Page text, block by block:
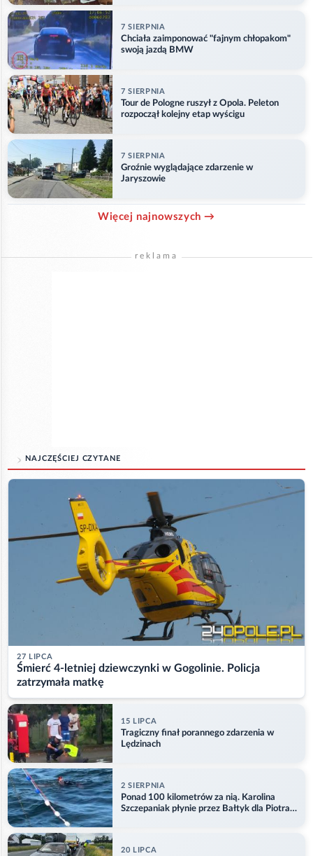
7 SIERPNIA
Chciała zaimponować "fajnym chłopakom"
swoją jazdą BMW
7 SIERPNIA
Tour de Pologne ruszył z Opola. Peleton
rozpoczął kolejny etap wyścigu
7 SIERPNIA
Groźnie wyglądające zdarzenie w
Jaryszowie
Więcej najnowszych →
reklama
NAJCZĘŚCIEJ CZYTANE
27 LIPCA
Śmierć 4-letniej dziewczynki w Gogolinie. Policja
zatrzymała matkę
15 LIPCA
Tragiczny finał porannego zdarzenia w
Lędzinach
2 SIERPNIA
Ponad 100 kilometrów za nią. Karolina
Szczepaniak płynie przez Bałtyk dla Piotra.
20 LIPCA